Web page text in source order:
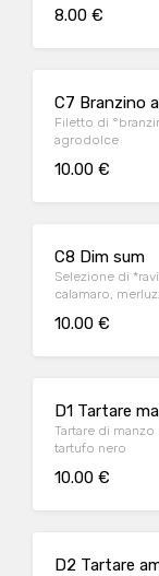
8.00 €
C7 Branzino
Filetto di
agrodolce
10.00 €
C8 Dim sum
Selezione di
calamaro,
10.00 €
D1 Tartare
Tartare di
tartufo nero
10.00 €
D2 Tartare